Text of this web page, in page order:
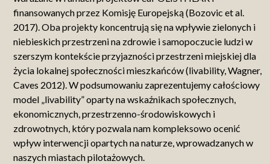
finansowanych przez Komisję Europejską (Bozovic et al.
2017). Oba projekty koncentrują się na wpływie zielonych i
niebieskich przestrzeni na zdrowie i samopoczucie ludzi w
szerszym kontekście przyjazności przestrzeni miejskiej dla
życia lokalnej społeczności mieszkańców (livability, Wagner,
Caves 2012). W podsumowaniu zaprezentujemy całościowy
model „livability” oparty na wskaźnikach społecznych,
ekonomicznych, przestrzenno-środowiskowych i
zdrowotnych, który pozwala nam kompleksowo ocenić
wpływ interwencji opartych na naturze, wprowadzanych w
naszych miastach pilotażowych.